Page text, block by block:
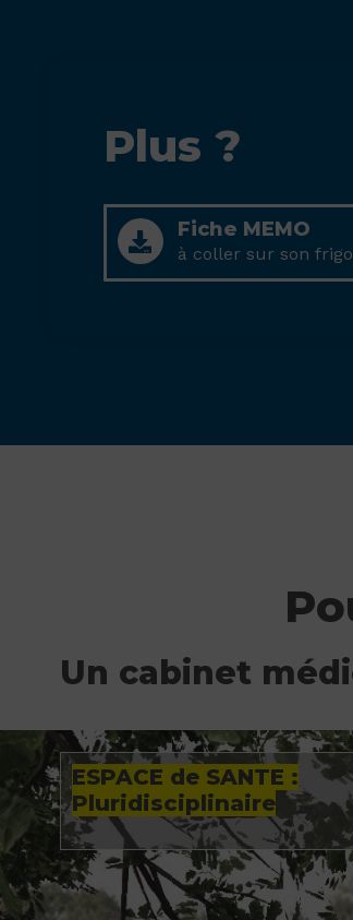
Plus ?
Fiche MEMO
à coller sur son
Un cabinet
ESPACE de SANTE :
Pluridisciplinaire